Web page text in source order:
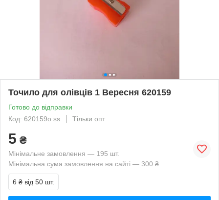
Точило для олівців 1 Вересня 620159
Готово до відправки
Код: 620159о ss
Тільки опт
5 ₴
Мінімальне замовлення — 195 шт.
Мінімальна сума замовлення на сайті — 300 ₴
6 ₴ від 50 шт.